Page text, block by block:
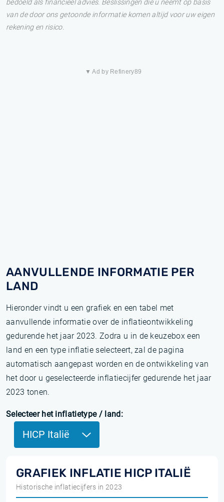
bedoeld als financieel advies. Beslissingen die u neemt op basis
van de door ons getoonde informatie komen altijd voor uw eigen
rekening en risico.
▼ Ad by Refinery89
AANVULLENDE INFORMATIE PER
LAND
Hieronder vindt u een grafiek en een tabel met
aanvullende informatie over de inflatieontwikkeling
gedurende het jaar 2023. Zodra u in de keuzebox een
land en een type inflatie selecteert, zal de pagina
automatisch aangepast worden en de ontwikkeling van
het door u geselecteerde inflatiecijfer gedurende het jaar
2023 tonen.
Selecteer het inflatietype / land:
HICP Italië
GRAFIEK INFLATIE HICP ITALIË
Historische inflatiecijfers in 2023